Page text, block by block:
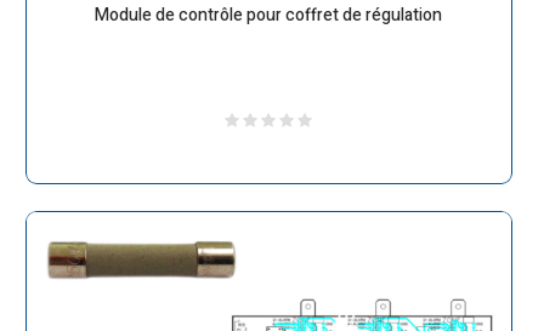
Module de contrôle pour coffret de régulation